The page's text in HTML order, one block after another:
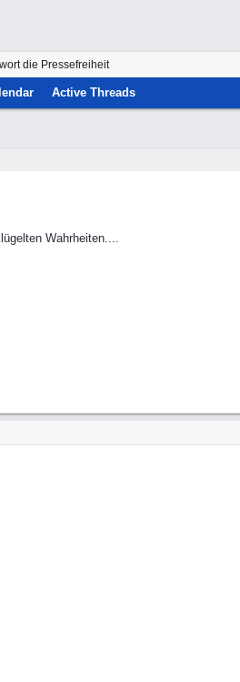
die Pressefreiheit
Active Threads
Wahrheiten....